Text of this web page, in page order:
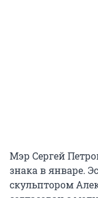
Мэр Сергей
знака в январе.
скульптором